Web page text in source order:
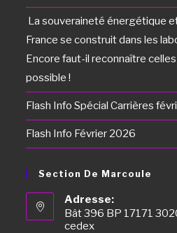
La souveraineté énergétique
France se construit dans les
Encore faut-il reconnaître
possible !
Flash Info Spécial Carrières
Flash Info Février 2026
Section De Marcoule
Adresse:
Bât 396 BP 17171
cedex